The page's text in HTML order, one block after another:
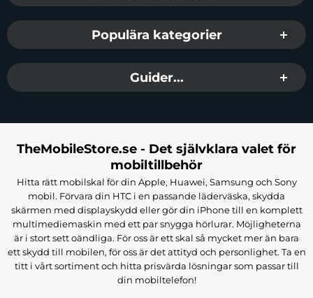
Populära kategorier
Guider...
TheMobileStore.se - Det självklara valet för
mobiltillbehör
Hitta rätt mobilskal för din Apple, Huawei, Samsung och Sony
mobil. Förvara din HTC i en passande läderväska, skydda
skärmen med displayskydd eller gör din iPhone till en komplett
multimediemaskin med ett par snygga hörlurar. Möjligheterna
är i stort sett oändliga. För oss är ett skal så mycket mer än bara
ett skydd till mobilen, för oss är det attityd och personlighet. Ta en
titt i vårt sortiment och hitta prisvärda lösningar som passar till
din mobiltelefon!